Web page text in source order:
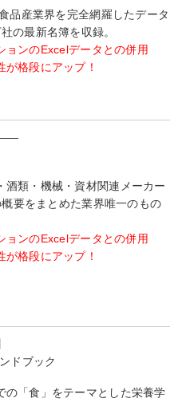
品産業界を完全網羅したデータ
の最新名簿を収録。
ョンのExcelデータとの併用
が格段にアップ！
――
酒類・機械・資材関連メーカー
要をまとめた業界唯一のもの
ョンのExcelデータとの併用
が格段にアップ！
ドブック
の「食」をテーマとした栄養学